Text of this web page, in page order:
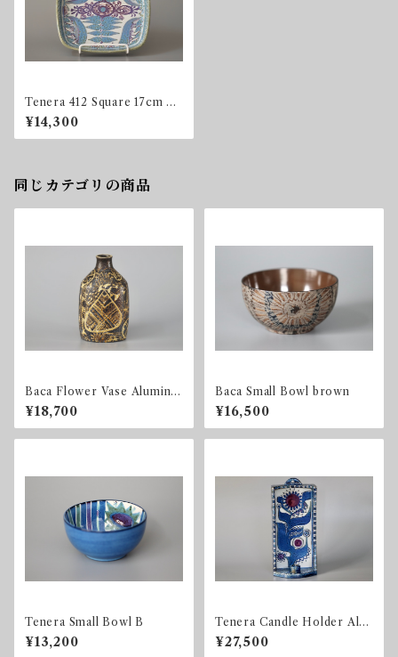
Tenera 412 Square 17cm Tr
ay
¥14,300
同じカテゴリの商品
Baca Flower Vase Aluminia
/ 723 3208
¥18,700
Baca Small Bowl brown
¥16,500
Tenera Small Bowl B
¥13,200
Tenera Candle Holder Alu
minia / Royal Copenhagen
¥27,500